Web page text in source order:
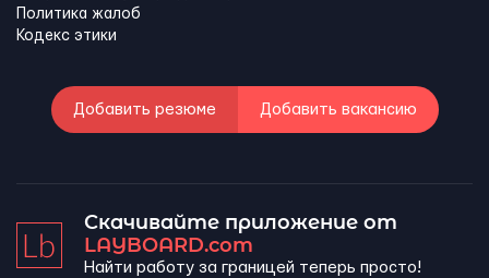
Политика жалоб
Кодекс этики
Добавить резюме Добавить вакансию
Скачивайте приложение от
LAYBOARD.com
Найти работу за границей теперь просто!